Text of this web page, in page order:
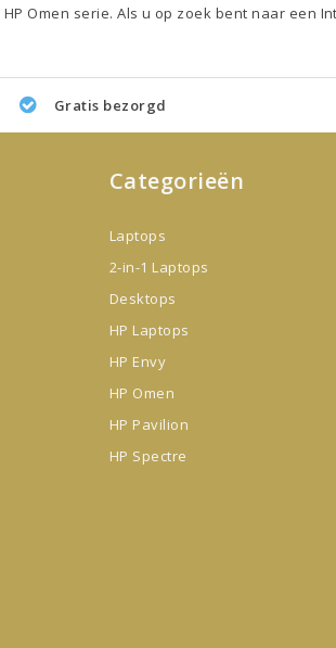
HP Omen serie. Als u op zoek bent naar een
Gratis bezorgd
Categorieën
Laptops
2-in-1 Laptops
Desktops
HP Laptops
HP Envy
HP Omen
HP Pavilion
HP Spectre